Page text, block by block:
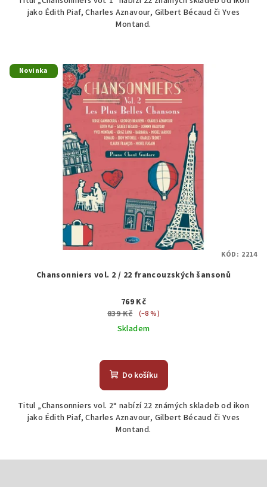
jako Édith Piaf, Charles Aznavour, Gilbert Bécaud či Yves
Montand.
Novinka
Chansonniers vol. 2 / 22 francouzských šansonů
769 Kč
839 Kč
(–8 %)
Skladem
Do košíku
Titul „Chansonniers vol. 2“ nabízí 22 známých skladeb od ikon
jako Édith Piaf, Charles Aznavour, Gilbert Bécaud či Yves
Montand.
KÓD: 2214